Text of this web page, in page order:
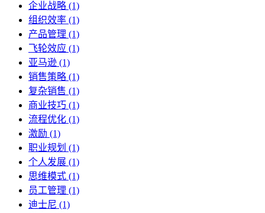
企业战略 (1)
组织效率 (1)
产品管理 (1)
飞轮效应 (1)
亚马逊 (1)
销售策略 (1)
复杂销售 (1)
商业技巧 (1)
流程优化 (1)
激励 (1)
职业规划 (1)
个人发展 (1)
思维模式 (1)
员工管理 (1)
迪士尼 (1)